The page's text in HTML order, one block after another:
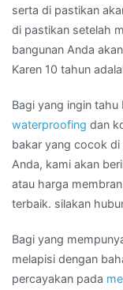
serta di pastikan
di pastikan setelah
bangunan Anda
Karen 10 tahun
Bagi yang ingin tahu
waterproofing dan
bakar yang cocok
Anda, kami akan
atau harga
terbaik. silakan
Bagi yang
melapisi dengan
percayakan pada